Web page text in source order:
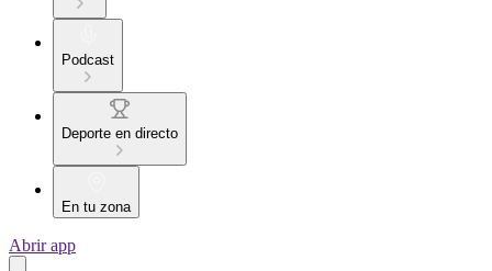
Podcast
Deporte en directo
En tu zona
Abrir app